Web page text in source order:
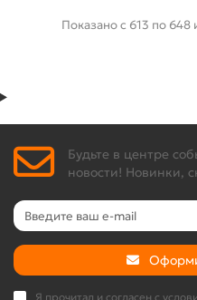
Показано с 613 по 648
Будьте в центре
новости! Новинки,
Я прочитал и согласен с